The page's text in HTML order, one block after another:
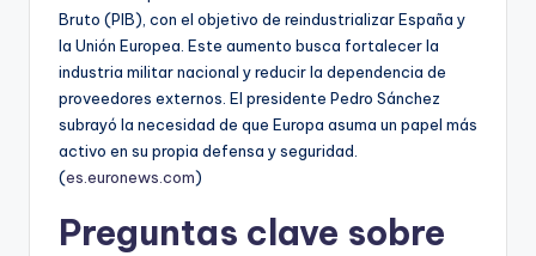
Bruto (PIB), con el objetivo de reindustrializar España y
la Unión Europea. Este aumento busca fortalecer la
industria militar nacional y reducir la dependencia de
proveedores externos. El presidente Pedro Sánchez
subrayó la necesidad de que Europa asuma un papel más
activo en su propia defensa y seguridad.
(es.euronews.com)
Preguntas clave sobre